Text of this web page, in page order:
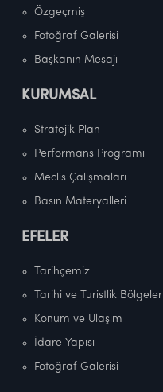
Özgeçmiş
Fotoğraf Galerisi
Başkanın Mesajı
KURUMSAL
Stratejik Plan
Performans Programı
Meclis Çalışmaları
Basın Materyalleri
EFELER
Tarihçemiz
Tarihi ve Turistlik Bölgeler
Konum ve Ulaşım
İdare Yapısı
Fotoğraf Galerisi